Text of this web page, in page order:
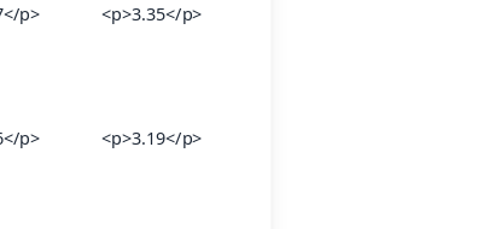
p> <p>3.35</p>
p> <p>3.19</p>